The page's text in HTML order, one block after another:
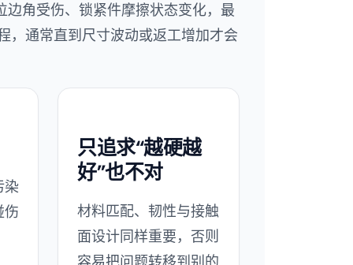
边角受伤、锁紧件摩擦状态变化，最
，通常直到尺寸波动或返工增加才会
染
伤
只追求“越硬越
好”也不对
材料匹配、韧性与接触
面设计同样重要，否则